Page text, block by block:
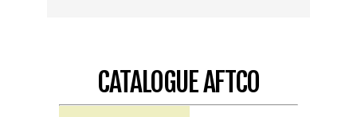
CATALOGUE AFTCO